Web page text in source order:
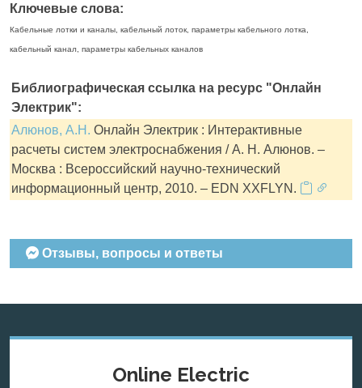
Ключевые слова:
Кабельные лотки и каналы, кабельный лоток, параметры кабельного лотка,
кабельный канал, параметры кабельных каналов
Библиографическая ссылка на ресурс "Онлайн
Электрик":
Алюнов, А.Н. Онлайн Электрик : Интерактивные
расчеты систем электроснабжения / А. Н. Алюнов. –
Москва : Всероссийский научно-технический
информационный центр, 2010. – EDN XXFLYN.
Отзывы, вопросы и ответы
Online Electric